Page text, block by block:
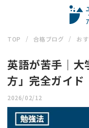
TOP 合格ブログ お
英語が苦手｜大
方」完全ガイド
2026/02/12